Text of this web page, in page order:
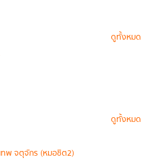
ดูทั้งหมด
ดูทั้งหมด
ทพ จตุจักร (หมอชิต2)